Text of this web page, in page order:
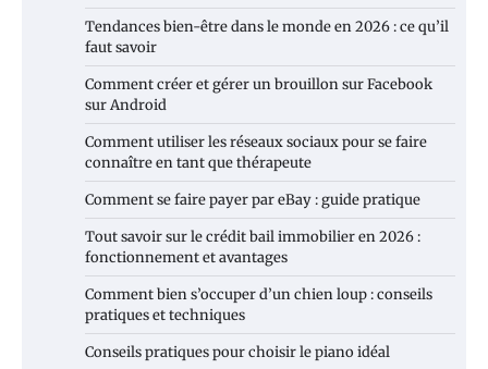
Tendances bien-être dans le monde en 2026 : ce qu’il
faut savoir
Comment créer et gérer un brouillon sur Facebook
sur Android
Comment utiliser les réseaux sociaux pour se faire
connaître en tant que thérapeute
Comment se faire payer par eBay : guide pratique
Tout savoir sur le crédit bail immobilier en 2026 :
fonctionnement et avantages
Comment bien s’occuper d’un chien loup : conseils
pratiques et techniques
Conseils pratiques pour choisir le piano idéal